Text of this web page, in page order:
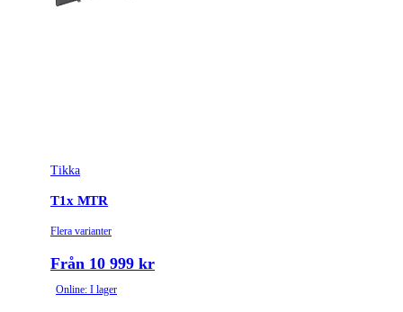
Tikka
T1x MTR
Flera varianter
Från 10 999 kr
Online: I lager